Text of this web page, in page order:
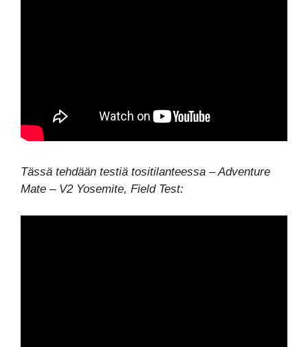
Tässä tehdään testiä tositilanteessa – Adventure
Mate – V2 Yosemite, Field Test: